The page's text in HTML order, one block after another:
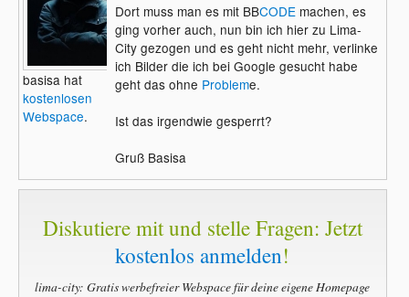
basisa hat
kostenlosen
Webspace.
Dort muss man es mit BBCODE machen, es
ging vorher auch, nun bin ich hier zu Lima-
City gezogen und es geht nicht mehr, verlinke
ich Bilder die ich bei Google gesucht habe
geht das ohne Probleme.
Ist das irgendwie gesperrt?
Gruß Basisa
Diskutiere mit und stelle Fragen: Jetzt
kostenlos anmelden!
lima-city: Gratis werbefreier Webspace für deine eigene Homepage